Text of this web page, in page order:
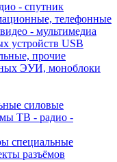
- спутник
телефонные
- мультимедиа
устройств USB
прочие
ЭУИ, моноблоки
силовые
ТВ - радио -
специальные
разъёмов